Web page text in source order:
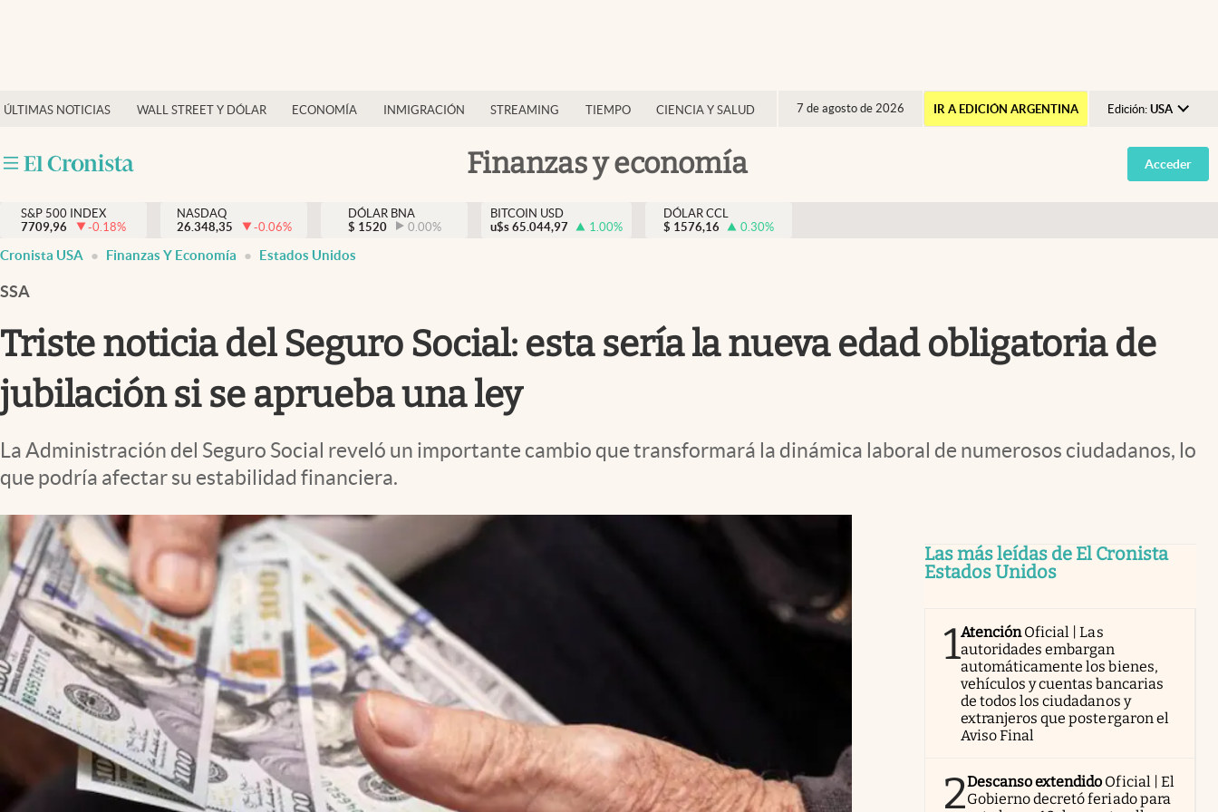
ÚLTIMAS NOTICIAS WALL STREET Y DÓLAR ECONOMÍA INMIGRACIÓN STREAMING TIEMPO CIENCIA Y SALUD 7 de agosto de 2026 IR A EDICIÓN ARGENTINA Edición: USA
Argentina
España
Finanzas y economía
Finanzas y economía
Inmigración
Trending
Streaming
PC y mobile
Lifestyle
Acceder
S&P 500 INDEX
7709,96
-0.18%
NASDAQ
26.348,35
-0.06%
DÓLAR BNA
$ 1520 0.00%
BITCOIN USD
u$s 65.044,97 1.00%
DÓLAR CCL
$ 1576,16 0.30%
Cronista USA Finanzas Y Economía Estados Unidos
SSA
Triste noticia del Seguro Social: esta sería la nueva edad obligatoria de
jubilación si se aprueba una ley
La Administración del Seguro Social reveló un importante cambio que transformará la dinámica laboral de numerosos ciudadanos, lo
que podría afectar su estabilidad financiera.
Las más leídas de El Cronista
Estados Unidos
1AtenciónOficial | Las
autoridades embargan
automáticamente los bienes,
vehículos y cuentas bancarias
de todos los ciudadanos y
extranjeros que postergaron el
Aviso Final
2Descanso extendido Oficial | El
Gobierno decretó feriado para